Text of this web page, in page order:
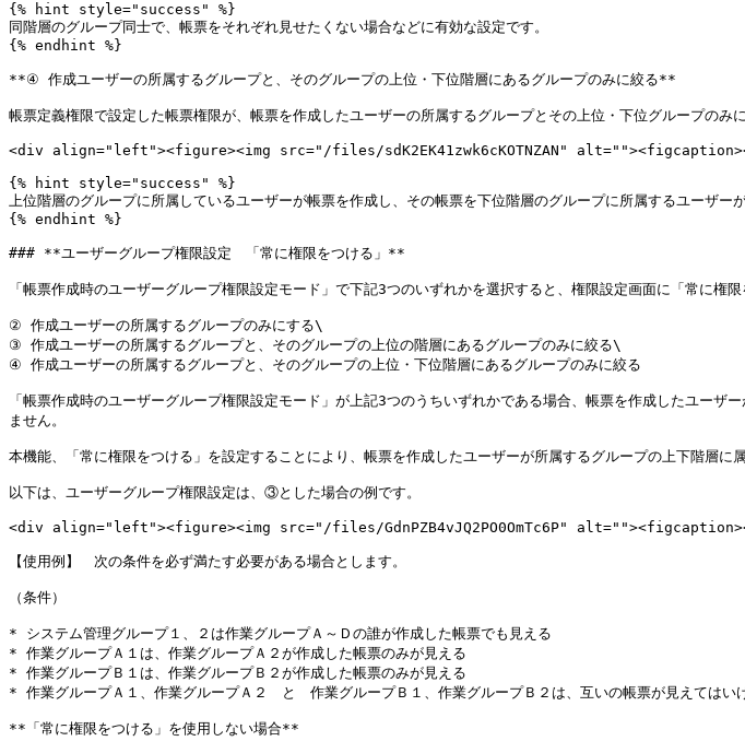
{% hint style="success" %}
同階層のグループ同士で、帳票をそれぞれ見せたくない場合などに有効な設定です。
{% endhint %}
**④ 作成ユーザーの所属するグループと、そのグループの上位・下位階層にあるグループのみに絞る**
帳票定義権限で設定した帳票権限が、帳票を作成したユーザーの所属するグループとその上位・下位グループのみ
<div align="left"><figure><img src="/files/sdK2EK41zwk6cKOTNZAN"
{% hint style="success" %}
上位階層のグループに所属しているユーザーが帳票を作成し、その帳票を下位階層のグループに所属するユーザー
{% endhint %}
### **ユーザーグループ権限設定　「常に権限をつける」**
「帳票作成時のユーザーグループ権限設定モード」で下記3つのいずれかを選択すると、権限設定画面に「常に権
② 作成ユーザーの所属するグループのみにする\
③ 作成ユーザーの所属するグループと、そのグループの上位の階層にあるグループのみに絞る\
④ 作成ユーザーの所属するグループと、そのグループの上位・下位階層にあるグループのみに絞る
「帳票作成時のユーザーグループ権限設定モード」が上記3つのうちいずれかである場合、帳票を作成したユー
ません。
本機能、「常に権限をつける」を設定することにより、帳票を作成したユーザーが所属するグループの上下階層
以下は、ユーザーグループ権限設定は、③とした場合の例です。
<div align="left"><figure><img src="/files/GdnPZB4vJQ2PO0OmTc6P"
【使用例】　次の条件を必ず満たす必要がある場合とします。
（条件）
* システム管理グループ１、２は作業グループＡ～Ｄの誰が作成した帳票でも見える
* 作業グループＡ１は、作業グループＡ２が作成した帳票のみが見える
* 作業グループＢ１は、作業グループＢ２が作成した帳票のみが見える
* 作業グループＡ１、作業グループＡ２　と　作業グループＢ１、作業グループＢ２は、互いの帳票が見えてはい
**「常に権限をつける」を使用しない場合**